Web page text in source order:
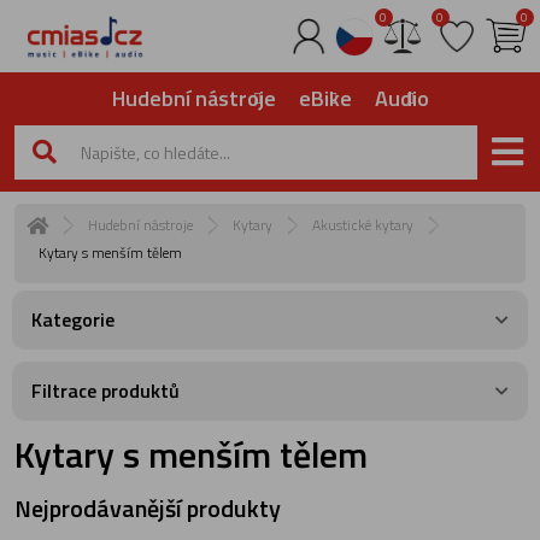
0 0 0
Hudební nástroje eBike Audio
Hudební nástroje Kytary
Akustické kytary
Kytary s menším tělem
Kategorie
Filtrace produktů
Kytary s menším tělem
Nejprodávanější produkty